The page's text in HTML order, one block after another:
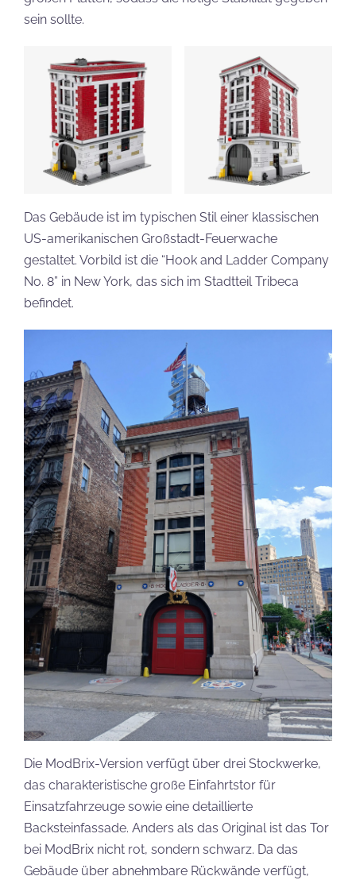
sein sollte.
Das Gebäude ist im typischen Stil einer klassischen
US-amerikanischen Großstadt-Feuerwache
gestaltet. Vorbild ist die “Hook and Ladder Company
No. 8” in New York, das sich im Stadtteil Tribeca
befindet.
Die ModBrix-Version verfügt über drei Stockwerke,
das charakteristische große Einfahrtstor für
Einsatzfahrzeuge sowie eine detaillierte
Backsteinfassade. Anders als das Original ist das Tor
bei ModBrix nicht rot, sondern schwarz. Da das
Gebäude über abnehmbare Rückwände verfügt,